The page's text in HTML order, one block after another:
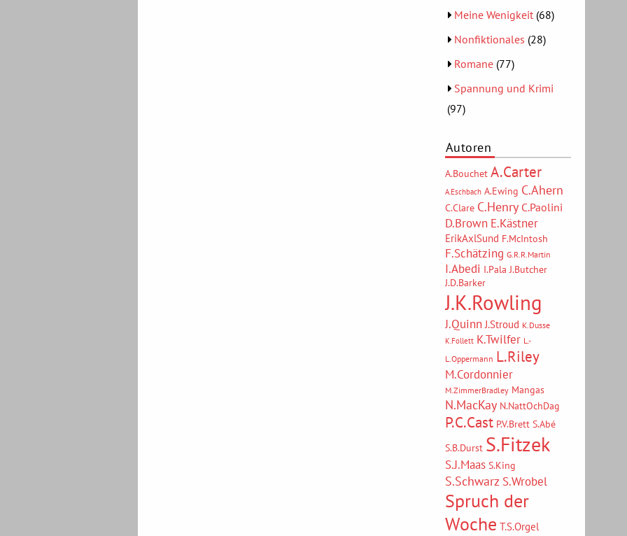
Meine Wenigkeit(68)
Nonfiktionales (28)
Romane(77)
Spannung und Krimi
(97)
Autoren
A.Bouchet A.Carter
A.Eschbach A.Ewing C.Ahern
C.Clare C.Henry C.Paolini
D.Brown E.Kästner
ErikAxlSund F.McIntosh
F.Schätzing G.R.R.Martin
I.Abedi I.Pala J.Butcher
J.D.Barker
J.K.Rowling
J.Quinn J.Stroud K.Dusse
K.Follett K.Twilfer L.-
L.Oppermann L.Riley
M.Cordonnier
M.ZimmerBradley Mangas
N.MacKay N.NattOchDag
P.C.Cast P.V.Brett S.Abé
S.B.Durst S.Fitzek
S.J.Maas S.King
S.Schwarz S.Wrobel
Spruch der
Woche T.S.Orgel